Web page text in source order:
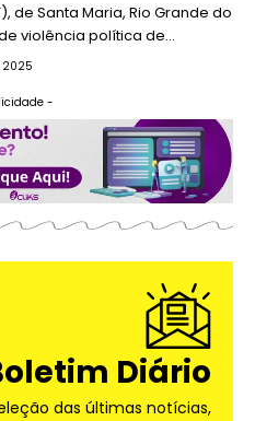
de Santa Maria, Rio Grande do
violência política de…
2025
-
Diário
das últimas notícias,